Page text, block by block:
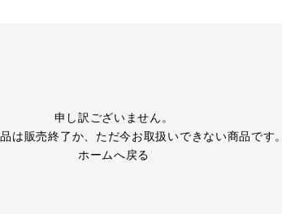
申し訳ございません。
は販売終了か、ただ今お取扱いできない商品です。
ホームへ戻る